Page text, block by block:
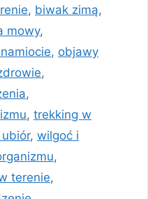
, biwak zimą,
mowy,
, objawy
,
,
, trekking w
, wilgoć i
,
terenie,